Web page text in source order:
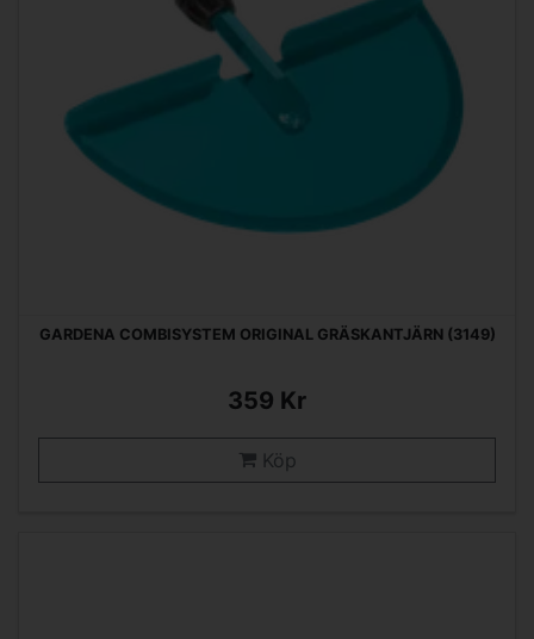
GARDENA COMBISYSTEM ORIGINAL GRÄSKANTJÄRN (3149)
359 Kr
Köp